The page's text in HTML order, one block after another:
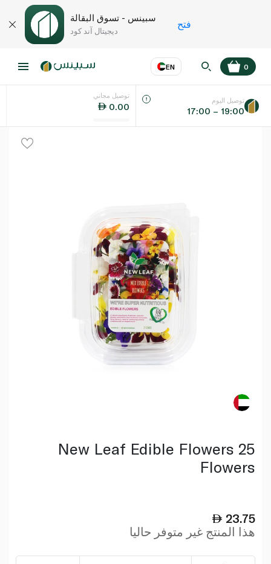
سبينس - تسوق البقالة
ديجيتال آند كود
فتح
EN
اللغة عر
0
توصيل مجاني
0.00
توصيل اليوم
17:00 – 19:00
New Leaf Edible Flowers 25
Flowers
23.75
هذا المنتج غير متوفر حاليا